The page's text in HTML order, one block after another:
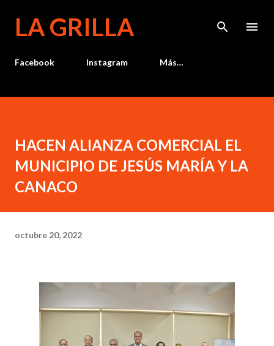
LA GRILLA
Facebook Instagram Más…
HACEN ALIANZA COMERCIAL EL
MUNICIPIO DE JESÚS MARÍA Y LA
CANACO
octubre 20, 2022